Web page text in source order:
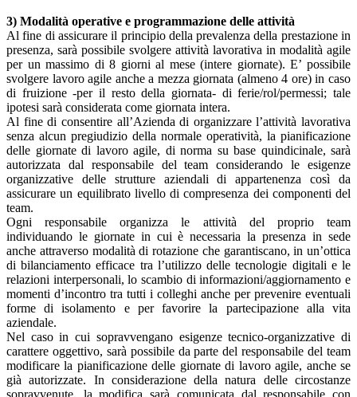
3) Modalità operative e programmazione delle attività
Al fine di assicurare il principio della prevalenza della prestazione in
presenza, sarà possibile svolgere attività lavorativa in modalità agile
per un massimo di 8 giorni al mese (intere giornate). E’ possibile
svolgere lavoro agile anche a mezza giornata (almeno 4 ore) in caso
di fruizione -per il resto della giornata- di ferie/rol/permessi; tale
ipotesi sarà considerata come giornata intera.
Al fine di consentire all’Azienda di organizzare l’attività lavorativa
senza alcun pregiudizio della normale operatività, la pianificazione
delle giornate di lavoro agile, di norma su base quindicinale, sarà
autorizzata dal responsabile del team considerando le esigenze
organizzative delle strutture aziendali di appartenenza così da
assicurare un equilibrato livello di compresenza dei componenti del
team.
Ogni responsabile organizza le attività del proprio team
individuando le giornate in cui è necessaria la presenza in sede
anche attraverso modalità di rotazione che garantiscano, in un’ottica
di bilanciamento efficace tra l’utilizzo delle tecnologie digitali e le
relazioni interpersonali, lo scambio di informazioni/aggiornamento e
momenti d’incontro tra tutti i colleghi anche per prevenire eventuali
forme di isolamento e per favorire la partecipazione alla vita
aziendale.
Nel caso in cui sopravvengano esigenze tecnico-organizzative di
carattere oggettivo, sarà possibile da parte del responsabile del team
modificare la pianificazione delle giornate di lavoro agile, anche se
già autorizzate. In considerazione della natura delle circostanze
sopravvenute, la modifica sarà comunicata dal responsabile con